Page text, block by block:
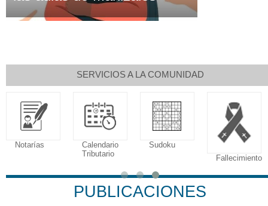
SERVICIOS A LA COMUNIDAD
Notarías
Calendario
Tributario
Sudoku
Fallecimiento
PUBLICACIONES